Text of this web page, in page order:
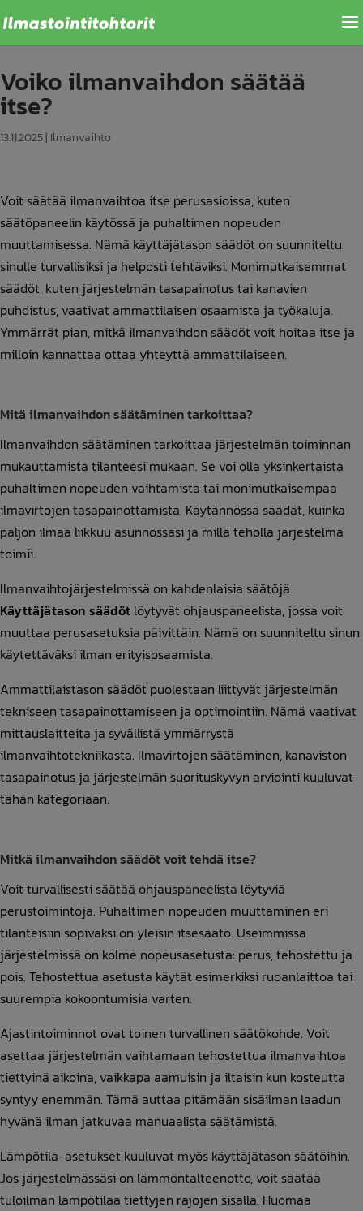
Voiko ilmanvaihdon säätää
itse?
13.11.2025| Ilmanvaihto
Voit säätää ilmanvaihtoa itse perusasioissa, kuten
säätöpaneelin käytössä ja puhaltimen nopeuden
muuttamisessa. Nämä käyttäjätason säädöt on suunniteltu
sinulle turvallisiksi ja helposti tehtäviksi. Monimutkaisemmat
säädöt, kuten järjestelmän tasapainotus tai kanavien
puhdistus, vaativat ammattilaisen osaamista ja työkaluja.
Ymmärrät pian, mitkä ilmanvaihdon säädöt voit hoitaa itse ja
milloin kannattaa ottaa yhteyttä ammattilaiseen.
Mitä ilmanvaihdon säätäminen tarkoittaa?
Ilmanvaihdon säätäminen tarkoittaa järjestelmän toiminnan
mukauttamista tilanteesi mukaan. Se voi olla yksinkertaista
puhaltimen nopeuden vaihtamista tai monimutkaisempaa
ilmavirtojen tasapainottamista. Käytännössä säädät, kuinka
paljon ilmaa liikkuu asunnossasi ja millä teholla järjestelmä
toimii.
Ilmanvaihtojärjestelmissä on kahdenlaisia säätöjä.
Käyttäjätason säädöt löytyvät ohjauspaneelista, jossa voit
muuttaa perusasetuksia päivittäin. Nämä on suunniteltu sinun
käytettäväksi ilman erityisosaamista.
Ammattilaistason säädöt puolestaan liittyvät järjestelmän
tekniseen tasapainottamiseen ja optimointiin. Nämä vaativat
mittauslaitteita ja syvällistä ymmärrystä
ilmanvaihtotekniikasta. Ilmavirtojen säätäminen, kanaviston
tasapainotus ja järjestelmän suorituskyvyn arviointi kuuluvat
tähän kategoriaan.
Mitkä ilmanvaihdon säädöt voit tehdä itse?
Voit turvallisesti säätää ohjauspaneelista löytyviä
perustoimintoja. Puhaltimen nopeuden muuttaminen eri
tilanteisiin sopivaksi on yleisin itsesäätö. Useimmissa
järjestelmissä on kolme nopeusasetusta: perus, tehostettu ja
pois. Tehostettua asetusta käytät esimerkiksi ruoanlaittoa tai
suurempia kokoontumisia varten.
Ajastintoiminnot ovat toinen turvallinen säätökohde. Voit
asettaa järjestelmän vaihtamaan tehostettua ilmanvaihtoa
tiettyinä aikoina, vaikkapa aamuisin ja iltaisin kun kosteutta
syntyy enemmän. Tämä auttaa pitämään sisäilman laadun
hyvänä ilman jatkuvaa manuaalista säätämistä.
Lämpötila-asetukset kuuluvat myös käyttäjätason säätöihin.
Jos järjestelmässäsi on lämmöntalteenotto, voit säätää
tuloilman lämpötilaa tiettyjen rajojen sisällä. Huomaa